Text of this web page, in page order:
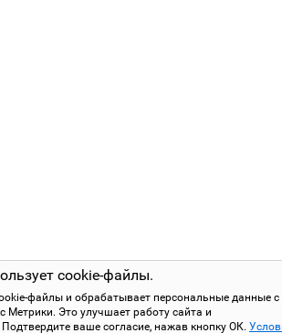
cookie-файлы.
файлы и обрабатывает персональные данные с
Метрики. Это улучшает работу сайта и
ваше согласие, нажав кнопку ОК.